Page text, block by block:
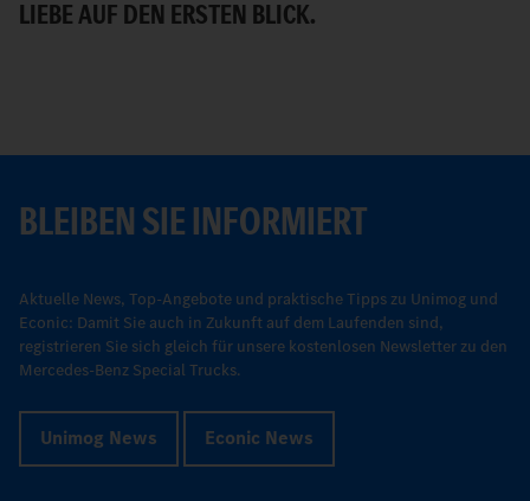
LIEBE AUF DEN ERSTEN BLICK.
BLEIBEN SIE INFORMIERT
Aktuelle News, Top-Angebote und praktische Tipps zu Unimog und
Econic: Damit Sie auch in Zukunft auf dem Laufenden sind,
registrieren Sie sich gleich für unsere kostenlosen Newsletter zu den
Mercedes-Benz Special Trucks.
Unimog News Econic News